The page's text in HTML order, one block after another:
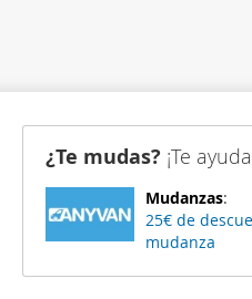
¿Te mudas? ¡Te
Mudanzas:
25€ de
mudanza